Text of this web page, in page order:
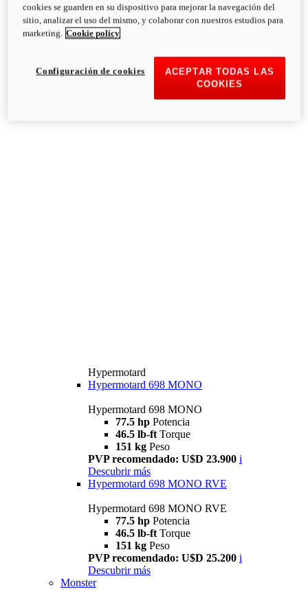
Hypermotard
Hypermotard 698 MONO
Hypermotard 698 MONO
77.5 hp Potencia
46.5 lb-ft Torque
151 kg Peso
PVP recomendado: U$D 23.900 i
Descubrir más
Hypermotard 698 MONO RVE
Hypermotard 698 MONO RVE
77.5 hp Potencia
46.5 lb-ft Torque
151 kg Peso
PVP recomendado: U$D 25.200 i
Descubrir más
Monster
cookies se guarden en su dispositivo para mejorar la navegación del
sitio, analizar el uso del mismo, y colaborar con nuestros estudios para
marketing. Cookie policy
ACEPTAR TODAS LAS
COOKIES
Configuración de cookies